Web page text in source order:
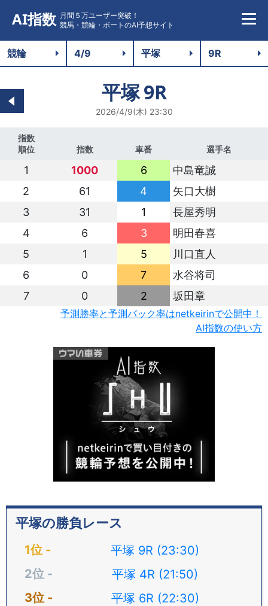
AI指数 月間５万ユーザー突破！
競馬・競輪・ボートのAI予想サイト
平塚9R
2026/4/9(木) 23:30
指数
順位
指数 車番 選手名
1 1000 6
中島竜誠
2
61 4
矢口大樹
3
31 1
長屋秀明
4
6 3
明田春喜
5
1 5
川口直人
6
0 7
水谷将司
7
0 2 坂田章
予測勝率と予測バック率はnetkeirinで公開中！
AI指数の使い方
平塚の勝負レース
平塚 9R (23:30)
平塚 4R (21:50)
平塚 6R (22:30)